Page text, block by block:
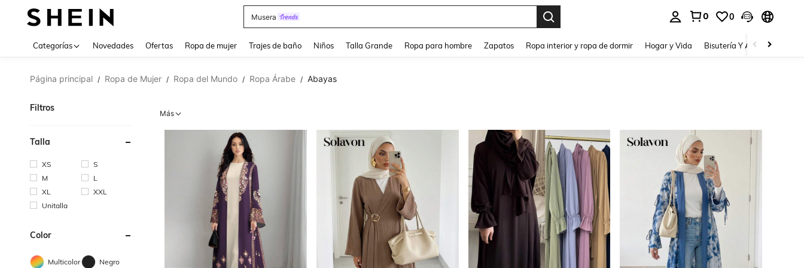
Vestidos Elegantes Para Fiesta De Gala 0 0
Categorías Novedades Ofertas Ropa de mujer Trajes de baño Niños Talla Grande Ropa para hombre Zapatos Ropa interior y ropa de dormir Hogar y Vida Bisutería Y Accesorios
Página principal / Ropa de Mujer / Ropa del Mundo / Ropa Árabe / Abayas
Filtros
Talla
XS
S
M
L
XL
XXL
Unitalla
Color
Multicolor Negro
Más